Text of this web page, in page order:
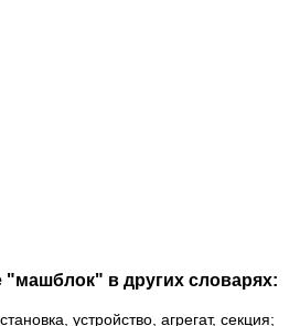
"машблок" в других словарях:
устройство, агрегат, секция;